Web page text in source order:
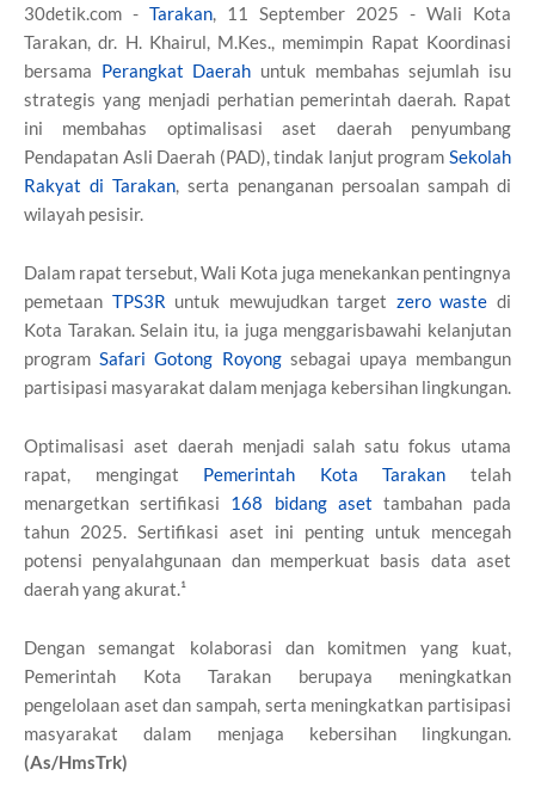
30detik.com - Tarakan , 11 September 2025 - Wali Kota
Tarakan, dr. H. Khairul, M.Kes., memimpin Rapat Koordinasi
bersama Perangkat Daerah untuk membahas sejumlah isu
strategis yang menjadi perhatian pemerintah daerah. Rapat
ini membahas optimalisasi aset daerah penyumbang
Pendapatan Asli Daerah (PAD), tindak lanjut program Sekolah
Rakyat di Tarakan , serta penanganan persoalan sampah di
wilayah pesisir.
Dalam rapat tersebut, Wali Kota juga menekankan pentingnya
pemetaan TPS3R untuk mewujudkan target zero waste di
Kota Tarakan. Selain itu, ia juga menggarisbawahi kelanjutan
program Safari Gotong Royongsebagai upaya membangun
partisipasi masyarakat dalam menjaga kebersihan lingkungan.
Optimalisasi aset daerah menjadi salah satu fokus utama
rapat, mengingat Pemerintah Kota Tarakan telah
menargetkan sertifikasi 168 bidang aset tambahan pada
tahun 2025. Sertifikasi aset ini penting untuk mencegah
potensi penyalahgunaan dan memperkuat basis data aset
daerah yang akurat.¹
Dengan semangat kolaborasi dan komitmen yang kuat,
Pemerintah Kota Tarakan berupaya meningkatkan
pengelolaan aset dan sampah, serta meningkatkan partisipasi
masyarakat dalam menjaga kebersihan lingkungan.
(As/HmsTrk)